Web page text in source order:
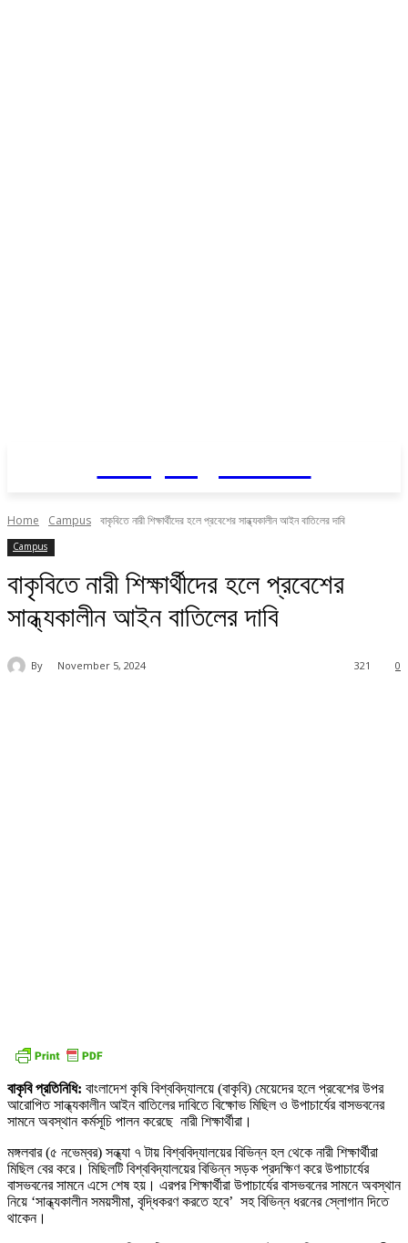
Home Campus বাকৃবিতে নারী শিক্ষার্থীদের হলে প্রবেশের সান্ধ্যকালীন আইন বাতিলের দাবি
Campus
বাকৃবিতে নারী শিক্ষার্থীদের হলে প্রবেশের
সান্ধ্যকালীন আইন বাতিলের দাবি
By November 5, 2024 0
321
বাকৃবি প্রতিনিধি: বাংলাদেশ কৃষি বিশ্ববিদ্যালয়ে (বাকৃবি) মেয়েদের হলে প্রবেশের উপর
আরোপিত সান্ধ্যকালীন আইন বাতিলের দাবিতে বিক্ষোভ মিছিল ও উপাচার্যের বাসভবনের
সামনে অবস্থান কর্মসূচি পালন করেছে নারী শিক্ষার্থীরা।
মঙ্গলবার (৫ নভেম্বর) সন্ধ্যা ৭ টায় বিশ্ববিদ্যালয়ের বিভিন্ন হল থেকে নারী শিক্ষার্থীরা
মিছিল বের করে। মিছিলটি বিশ্ববিদ্যালয়ের বিভিন্ন সড়ক প্রদক্ষিণ করে উপাচার্যের
বাসভবনের সামনে এসে শেষ হয়। এরপর শিক্ষার্থীরা উপাচার্যের বাসভবনের সামনে অবস্থান
নিয়ে ‘সান্ধ্যকালীন সময়সীমা, বৃদ্ধিকরণ করতে হবে’ সহ বিভিন্ন ধরনের স্লোগান দিতে
থাকেন।